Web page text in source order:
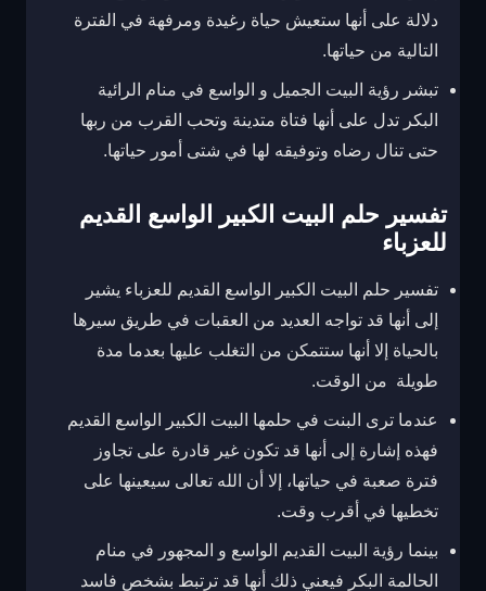
دلالة على أنها ستعيش حياة رغيدة ومرفهة في الفترة
التالية من حياتها.
تبشر رؤية البيت الجميل و الواسع في منام الرائية
البكر تدل على أنها فتاة متدينة وتحب القرب من ربها
حتى تنال رضاه وتوفيقه لها في شتى أمور حياتها.
تفسير حلم البيت الكبير الواسع القديم
للعزباء
تفسير حلم البيت الكبير الواسع القديم للعزباء يشير
إلى أنها قد تواجه العديد من العقبات في طريق سيرها
بالحياة إلا أنها ستتمكن من التغلب عليها بعدما مدة
طويلة من الوقت.
عندما ترى البنت في حلمها البيت الكبير الواسع القديم
فهذه إشارة إلى أنها قد تكون غير قادرة على تجاوز
فترة صعبة في حياتها، إلا أن الله تعالى سيعينها على
تخطيها في أقرب وقت.
بينما رؤية البيت القديم الواسع و المجهور في منام
الحالمة البكر فيعني ذلك أنها قد ترتبط بشخص فاسد